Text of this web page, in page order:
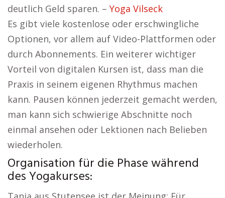
deutlich Geld sparen. – Yoga Vilseck
Es gibt viele kostenlose oder erschwingliche
Optionen, vor allem auf Video-Plattformen oder
durch Abonnements. Ein weiterer wichtiger
Vorteil von digitalen Kursen ist, dass man die
Praxis in seinem eigenen Rhythmus machen
kann. Pausen können jederzeit gemacht werden,
man kann sich schwierige Abschnitte noch
einmal ansehen oder Lektionen nach Belieben
wiederholen.
Organisation für die Phase während
des Yogakurses: